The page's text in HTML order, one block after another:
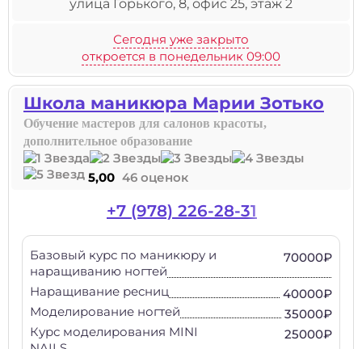
улица Горького, 8, офис 25, этаж 2
Сегодня уже закрыто
откроется в понедельник 09:00
Школа маникюра Марии Зотько
Обучение мастеров для салонов красоты,
дополнительное образование
5,00 46 оценок
+7 (978) 226-28-31
Базовый курс по маникюру и
наращиванию ногтей
70000₽
Наращивание ресниц
40000₽
Моделирование ногтей
35000₽
Курс моделирования MINI
25000₽